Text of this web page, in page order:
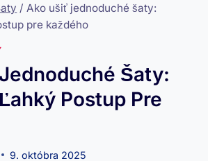
/ Ako ušiť jednoduché šaty:
pre každého
Šaty:
Postup Pre
9. októbra 2025